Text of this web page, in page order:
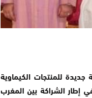
للمنتجات الكيماوية
في إطار الشراكة بين المغرب